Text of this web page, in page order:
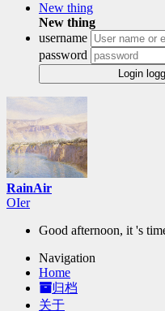
New thing
New thing
username
password
Login
RainAir
O%U
Good afternoon, it 's
Navigation
Home
归档
关于